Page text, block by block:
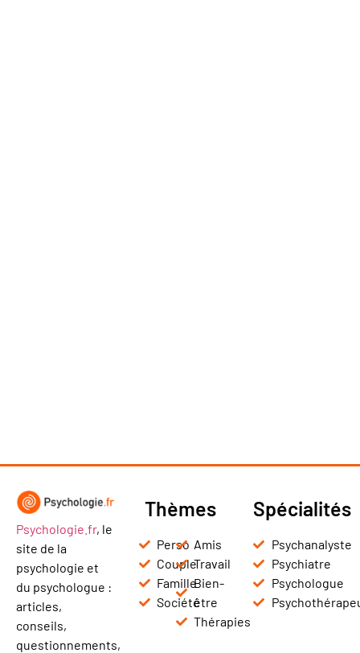
Psychologie.fr, le
site de la
psychologie et
du psychologue :
articles,
conseils,
questionnements,
Thèmes
Perso
Couple
Famille
Société
Amis
Travail
Bien-
être
Thérapies
Spécialités
Psychanalyste
Psychiatre
Psychologue